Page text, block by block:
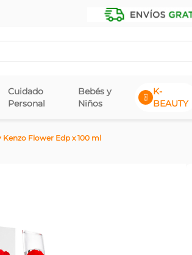
Cuidado
Personal
Bebés y
Niños
K-
BEAUTY
Kenzo Flower Edp x 100 ml